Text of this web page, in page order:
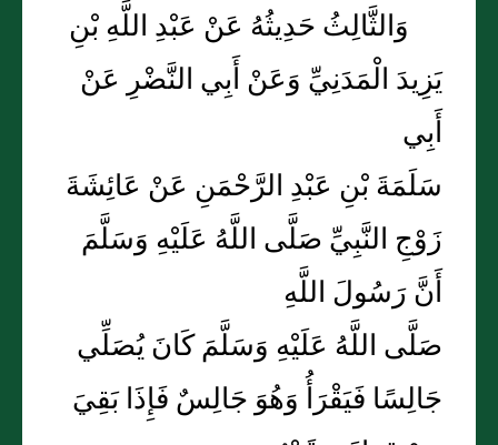
وَالثَّالِثُ حَدِيثُهُ عَنْ عَبْدِ اللَّهِ بْنِ
يَزِيدَ الْمَدَنِيِّ وَعَنْ أَبِي النَّضْرِ عَنْ
أَبِي
سَلَمَةَ بْنِ عَبْدِ الرَّحْمَنِ عَنْ عَائِشَةَ
زَوْجِ النَّبِيِّ صَلَّى اللَّهُ عَلَيْهِ وَسَلَّمَ
أَنَّ رَسُولَ اللَّهِ
صَلَّى اللَّهُ عَلَيْهِ وَسَلَّمَ كَانَ يُصَلِّي
جَالِسًا فَيَقْرَأُ وَهُوَ جَالِسٌ فَإِذَا بَقِيَ